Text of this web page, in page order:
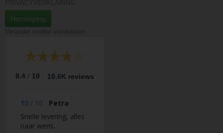
Herroeping
8.4 / 10 10.6K reviews
10 / 10
Petra
Snelle levering, alles
naar wens.